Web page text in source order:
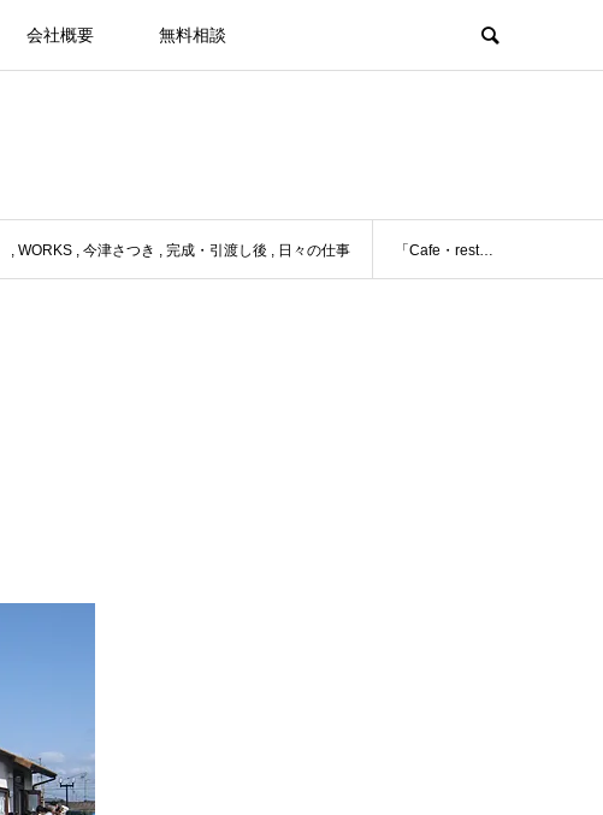
会社概要 無料相談
WORKS 今津さつき 完成・引渡し後 日々の仕事 「Cafe・rest 炉ハス（ろはす）」オープン02